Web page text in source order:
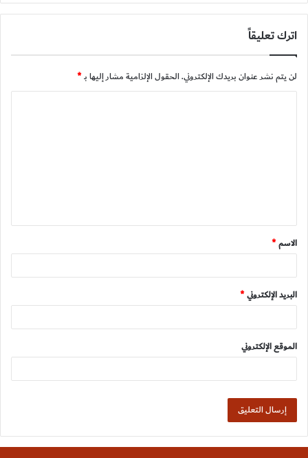
اترك تعليقاً
لن يتم نشر عنوان بريدك الإلكتروني.الحقول الإلزامية مشار إليها بـ*
ق
*
الاسم*
البريد الإلكتروني*
الموقع الإلكتروني